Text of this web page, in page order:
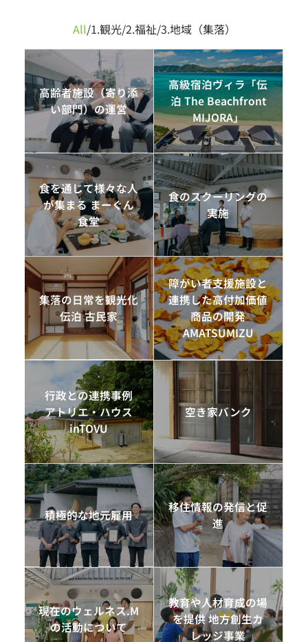
All/1.観光/2.福祉/3.地域（集落）
高齢者施設（寄り添
い部門）の運営
高級宿泊ヴィラ「伝
泊 The Beachfront
MIJORA」
食を通じて様々な人
が集まる まーぐん
食堂
食のスクーリングの
実施
集落の日常を観光化
伝泊 古民家
障がい者支援施設と
連携した高付加価値
商品の開発
AMATSUMIZU
行政との連携事例
アトリエ・ハウス
inTOVU
空き家バンク
積極的な地元雇用
移住情報の発信と促
進
現在のウェルネス.M
の活動について
教育や人材育成の場
を提供 地方創生カ
レッジ事業